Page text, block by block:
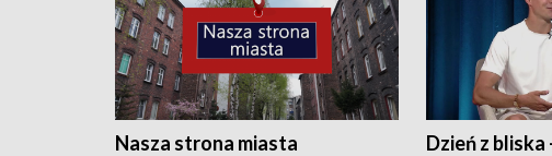
Nasza strona miasta Dzień z